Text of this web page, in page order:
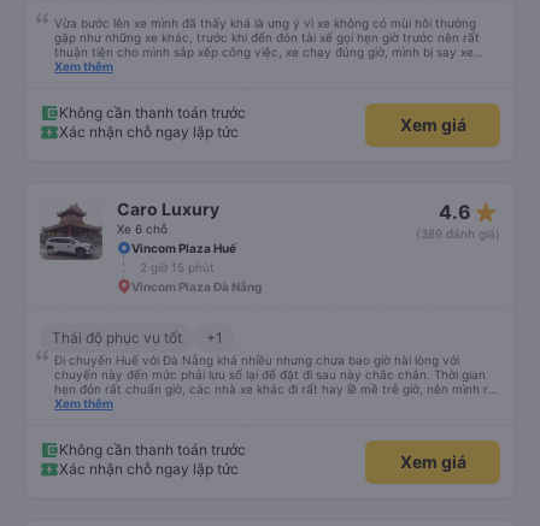
Vừa bước lên xe mình đã thấy khá là ưng ý vì xe không có mùi hôi thường
gặp như những xe khác, trước khi đến đón tài xế gọi hẹn giờ trước nên rất
thuận tiện cho mình sắp xếp công việc, xe chạy đúng giờ, mình bị say xe
nhưng khá là thoải mái trong chuyến xe này, tài xế dễ thương cực, Hưng
Xem thêm
Không cần thanh toán trước
Xác nhận chỗ ngay lập tức
Xem giá
Caro Luxury
Xe 6 chỗ
4.6 star_rate
(389 đánh giá)
Vincom Plaza Huế
2 giờ 15 phút
Vincom Plaza Đà Nẵng
Thái độ phục vụ tốt +1
Đi chuyến Huế với Đà Nẵng khá nhiều nhưng chưa bao giờ hài lòng với
chuyến này đến mức phải lưu số lại để đặt đi sau này chắc chắn. Thời gian
hẹn đón rất chuẩn giờ, các nhà xe khác đi rất hay lề mề trễ giờ, nên mình rất
bất ngờ với sự đúng giờ của xe. Xe ngồi sạch sẽ, chạy khá êm, thơm tho mùi
thấy tài xế chạy tuân thủ biến báo giới hạn tốc độ, ko sử dụng điện thoại khi
lái xe và rất tập trung, chuyển làn từ tốn và quan sát kỹ. Đón mình đi từ Đà
Nẵng 2:30 thì trả tại nhà lúc 5:00, trải nghiệm tốt nhất trong các nhà xe đã
Xem thêm
Không cần thanh toán trước
Xác nhận chỗ ngay lập tức
Xem giá